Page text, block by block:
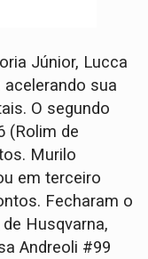
Júnior, Lucca
sua
O segundo
(Rolim de
Murilo
em terceiro
Fecharam o
Husqvarna,
Andreoli #99